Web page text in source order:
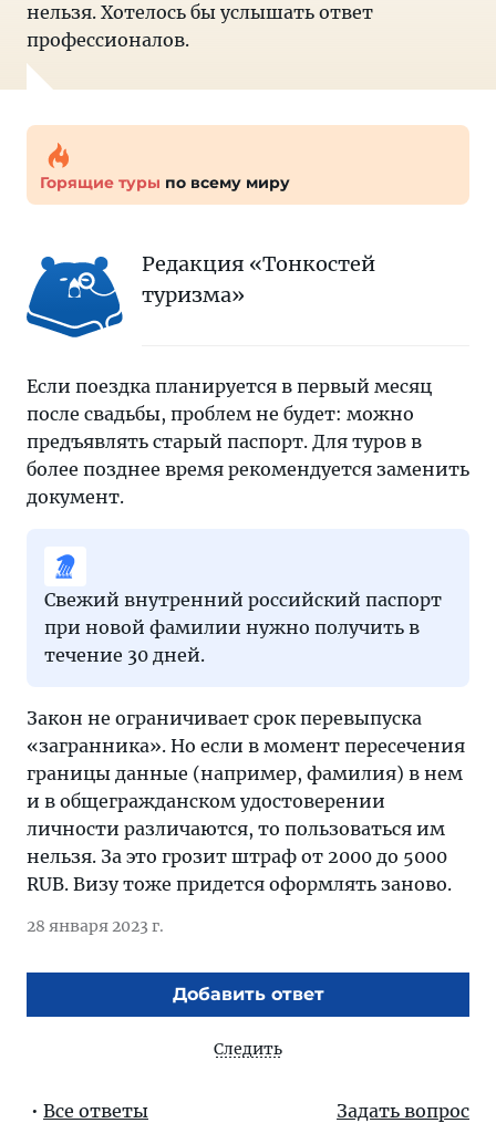
нельзя. Хотелось бы услышать ответ
профессионалов.
Горящие туры по всему миру
Редакция «Тонкостей
туризма»
Если поездка планируется в первый месяц
после свадьбы, проблем не будет: можно
предъявлять старый паспорт. Для туров в
более позднее время рекомендуется заменить
документ.
Свежий внутренний российский паспорт
при новой фамилии нужно получить в
течение 30 дней.
Закон не ограничивает срок перевыпуска
«загранника». Но если в момент пересечения
границы данные (например, фамилия) в нем
и в общегражданском удостоверении
личности различаются, то пользоваться им
нельзя. За это грозит штраф от 2000 до 5000
RUB. Визу тоже придется оформлять заново.
28 января 2023 г.
Добавить ответ
Следить
• Все ответы Задать вопрос